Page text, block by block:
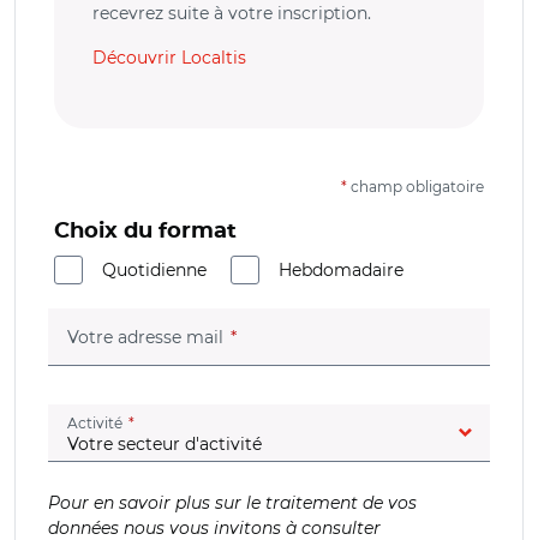
recevrez suite à votre inscription.
Découvrir Localtis
* champ obligatoire
Choix du format
Quotidienne
Hebdomadaire
Votre adresse mail (champ obligatoire)
Activité (champ obligatoire)
Pour en savoir plus sur le traitement de vos
données nous vous invitons à consulter